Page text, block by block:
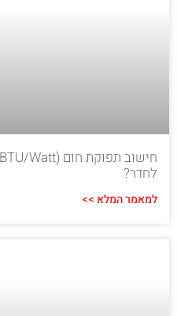
לחדר?
למאמר המלא >>